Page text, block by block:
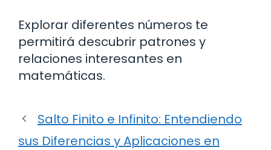
Explorar diferentes números te
permitirá descubrir patrones y
relaciones interesantes en
matemáticas.
Salto Finito e Infinito: Entendiendo
sus Diferencias y Aplicaciones en